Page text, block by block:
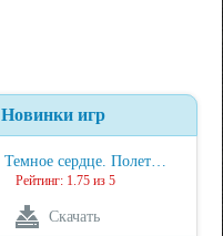
Новинки игр
Темное сердце. Полет…
Рейтинг: 1.75 из 5
Скачать